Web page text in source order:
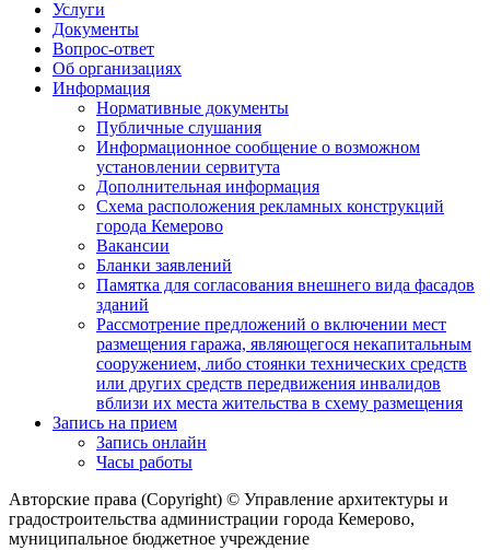
Услуги
Документы
Вопрос-ответ
Об организациях
Информация
Нормативные документы
Публичные слушания
Информационное сообщение о возможном
установлении сервитута
Дополнительная информация
Схема расположения рекламных конструкций
города Кемерово
Вакансии
Бланки заявлений
Памятка для согласования внешнего вида фасадов
зданий
Рассмотрение предложений о включении мест
размещения гаража, являющегося некапитальным
сооружением, либо стоянки технических средств
или других средств передвижения инвалидов
вблизи их места жительства в схему размещения
Запись на прием
Запись онлайн
Часы работы
Авторские права (Copyright) © Управление архитектуры и
градостроительства администрации города Кемерово,
муниципальное бюджетное учреждение